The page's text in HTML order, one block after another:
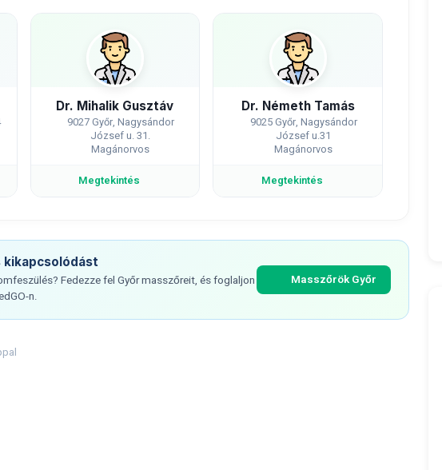
Dr. Mihalik Gusztáv
9027 Győr, Nagysándor
József u. 31.
Magánorvos
Megtekintés
Dr. Németh Tamás
9025 Győr, Nagysándor
József u.31
Magánorvos
Megtekintés
kikapcsolódást
Fedezze fel Győr masszőreit, és foglaljon
n.
Masszőrök Győr